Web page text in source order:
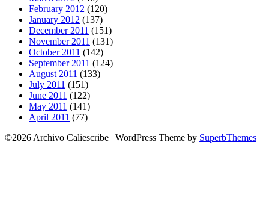
February 2012 (120)
January 2012 (137)
December 2011 (151)
November 2011 (131)
October 2011 (142)
September 2011 (124)
August 2011 (133)
July 2011 (151)
June 2011 (122)
May 2011 (141)
April 2011 (77)
©2026 Archivo Caliescribe | WordPress Theme by SuperbThemes